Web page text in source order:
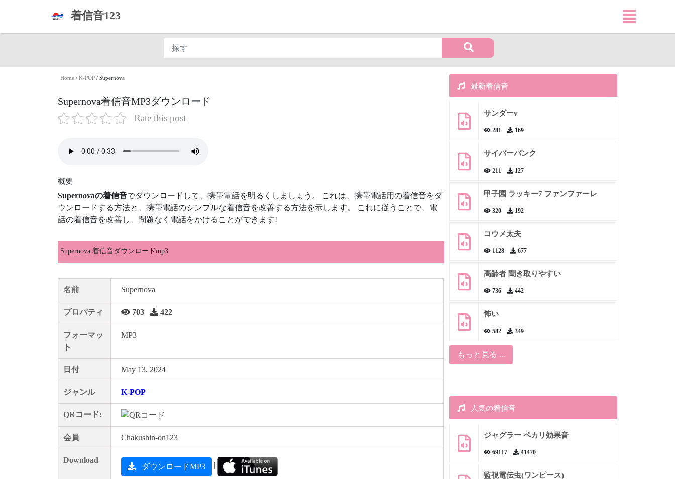
着信音123
Home / K-POP / Supernova
Supernova着信音MP3ダウンロード
Rate this post
概要
Supernovaの着信音でダウンロードして、携帯電話を明るくしましょう。 これは、携帯電話用の着信音をダ
ウンロードする方法と、携帯電話のシンプルな着信音を改善する方法を示します。 これに従うことで、電
話の着信音を改善し、問題なく電話をかけることができます!
Supernova 着信音ダウンロードmp3
名前 Supernova
プロパティ 703 422
フォーマッ
ト
MP3
日付 May 13, 2024
ジャンル K-POP
QRコード:
会員 Chakushin-on123
Download
ダウンロードMP3 |
最新着信音
サンダーv
281 169
サイバーパンク
211 127
甲子園 ラッキー7 ファンファーレ
320 192
コウメ太夫
1128 677
高齢者 聞き取りやすい
736 442
怖い
582 349
もっと見る ...
人気の着信音
ジャグラー ペカリ効果音
69117 41470
監視電伝虫(ワンピース)